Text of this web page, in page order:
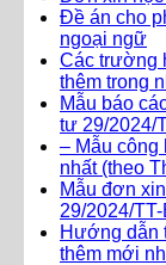
Đề án cho
ngoại ngữ
Các trường
thêm trong
Mẫu báo
tư 29/2024/
– Mẫu công
nhất (theo
Mẫu đơn
29/2024/
Hướng dẫn
thêm mới